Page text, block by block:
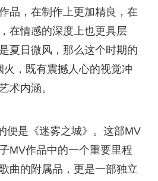
品，在制作上更加精良，在
在情感的深度上也更具层
夏日微风，那么这个时期的
，既有震撼人心的视觉冲
术内涵。
便是《迷雾之城》。这部MV
MV作品中的一个重要里程
曲的附属品，更是一部独立